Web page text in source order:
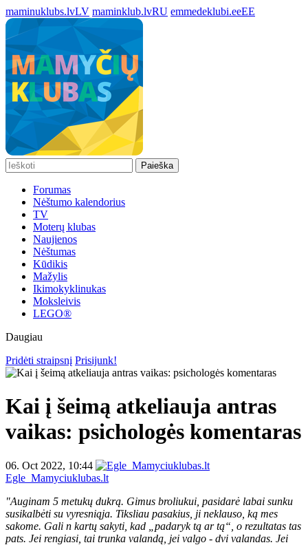
maminuklubs.lvLV maminklub.lvRU emmedeklubi.eeEE
Paieška
Forumas
Nėštumo kalendorius
TV
Moterų klubas
Naujienos
Nėštumas
Kūdikis
Mažylis
Ikimokyklinukas
Moksleivis
LEGO®
Daugiau
Pridėti straipsnį Prisijunk!
Kai į šeimą atkeliauja antras
vaikas: psichologės komentaras
06. Oct 2022, 10:44
Egle_Mamyciuklubas.lt
"Auginam 5 metukų dukrą. Gimus broliukui, pasidarė labai sunku
susikalbėti su vyresniąja. Tiksliau pasakius, ji neklauso, ką mes
sakome. Gali n kartų sakyti, kad „padaryk tą ar tą“, o rezultatas tas
pats. Jei rengiasi, tai trunka valandą, jei valgo - dvi valandas. Jei